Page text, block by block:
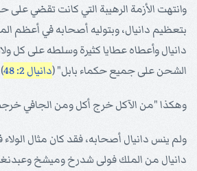
وانتهت الأزمة الرهيبة التي كانت تقضي على
بتعظيم دانيال، وبتوليه أصحابه في أعظم
دانيال وأعطاه عطايا كثيرة وسلطه على كل
الشحن على جميع حكماء بابل" (دانيال 2: 48
وهكذا "من الآكل خرج أكل ومن الجافي
ولم ينس دانيال أصحابه، فقد كان مثال
دانيال من الملك فولى شدرخ وميشخ